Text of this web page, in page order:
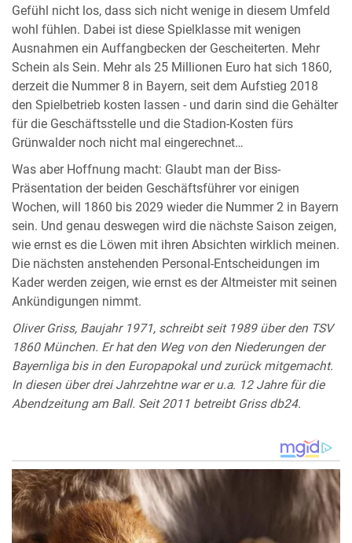
Gefühl nicht los, dass sich nicht wenige in diesem Umfeld
wohl fühlen. Dabei ist diese Spielklasse mit wenigen
Ausnahmen ein Auffangbecken der Gescheiterten. Mehr
Schein als Sein. Mehr als 25 Millionen Euro hat sich 1860,
derzeit die Nummer 8 in Bayern, seit dem Aufstieg 2018
den Spielbetrieb kosten lassen - und darin sind die Gehälter
für die Geschäftsstelle und die Stadion-Kosten fürs
Grünwalder noch nicht mal eingerechnet…
Was aber Hoffnung macht: Glaubt man der Biss-
Präsentation der beiden Geschäftsführer vor einigen
Wochen, will 1860 bis 2029 wieder die Nummer 2 in Bayern
sein. Und genau deswegen wird die nächste Saison zeigen,
wie ernst es die Löwen mit ihren Absichten wirklich meinen.
Die nächsten anstehenden Personal-Entscheidungen im
Kader werden zeigen, wie ernst es der Altmeister mit seinen
Ankündigungen nimmt.
Oliver Griss, Baujahr 1971, schreibt seit 1989 über den TSV
1860 München. Er hat den Weg von den Niederungen der
Bayernliga bis in den Europapokal und zurück mitgemacht.
In diesen über drei Jahrzehtne war er u.a. 12 Jahre für die
Abendzeitung am Ball. Seit 2011 betreibt Griss db24.